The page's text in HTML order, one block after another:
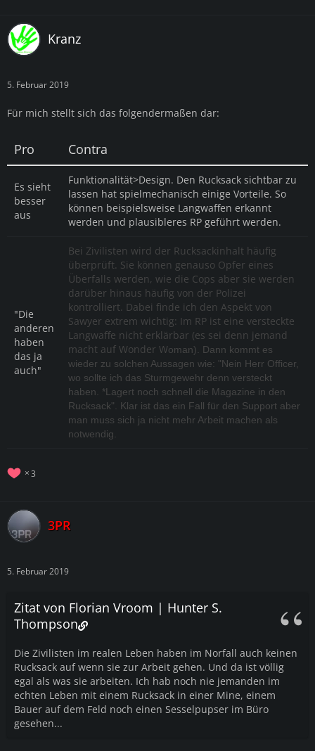
Kranz
5. Februar 2019
Für mich stellt sich das folgendermaßen dar:
Pro Contra
Es sieht
besser
aus
Funktionalität>Design. Den Rucksack sichtbar zu
lassen hat spielmechanisch einige Vorteile. So
können beispielsweise Langwaffen erkannt
werden und plausibleres RP geführt werden.
"Die
anderen
haben
das ja
auch"
Bei Zivilisten wird der Rucksackinhalt häufig
überprüft. Sie können genauso Opfer eines
Überfalls werden, wie die Cops aber sie werden
darüber hinaus häufig von der Polizei
kontrolliert. Dabei finde ich den Aspekt von
Sawyer extrem wichtig: Im RP ist eine versteckte
Langwaffe nicht erklärbar (es sei denn jemand
macht auf Wonder Woman). Dann kommt es
wieder zu solchen Aussagen wie: "Nein Herr Officer,
wo sollte ich das Sturmgewehr denn versteckt
haben. *Lagert noch schnell die Magazine in den
Rucksack". Klar ist das ein Fall für den Support aber
man muss sich ja nicht mehr Arbeit machen als
notwendig.
3
3PR
5. Februar 2019
Zitat von Florian Vroom | Hunter S.
Thompson
Die Zivilisten im realen Leben haben im Norfall auch keinen
Rucksack auf wenn sie zur Arbeit gehen. Und da ist völlig
egal als was sie arbeiten. Ich hab noch nie jemanden im
echten Leben mit einem Rucksack in einer Mine, einem
Bauer auf dem Feld noch einen Sesselpupser im Büro
gesehen...